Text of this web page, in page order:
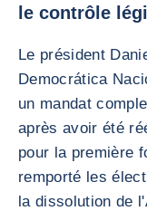
le contrôle
Le président
Democrática
un mandat
après avoir été
pour la première
remporté les
la dissolution de